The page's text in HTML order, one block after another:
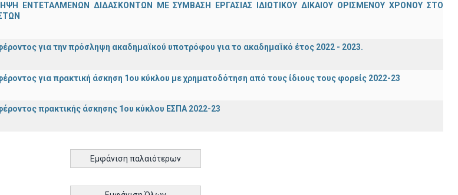
ΕΝΤΕΤΑΛΜΕΝΩΝ ΔΙΔΑΣΚΟΝΤΩΝ ΜΕ ΣΥΜΒΑΣΗ ΕΡΓΑΣΙΑΣ ΙΔΙΩΤΙΚΟΥ ΔΙΚΑΙΟΥ ΟΡΙΣΜΕΝΟΥ ΧΡΟΝΟΥ ΣΤΟ
για την πρόσληψη ακαδημαϊκoύ υποτρόφου για το ακαδημαϊκό έτος 2022 - 2023.
για πρακτική άσκηση 1ου κύκλου με χρηματοδότηση από τους ίδιους τους φορείς 2022-23
πρακτικής άσκησης 1ου κύκλου ΕΣΠΑ 2022-23
Εμφάνιση παλαιότερων